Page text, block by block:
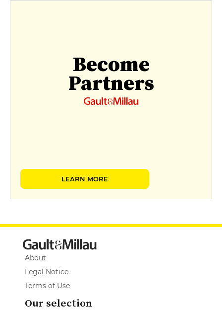
Become
Partners
LEARN MORE
About
Legal Notice
Terms of Use
Our selection